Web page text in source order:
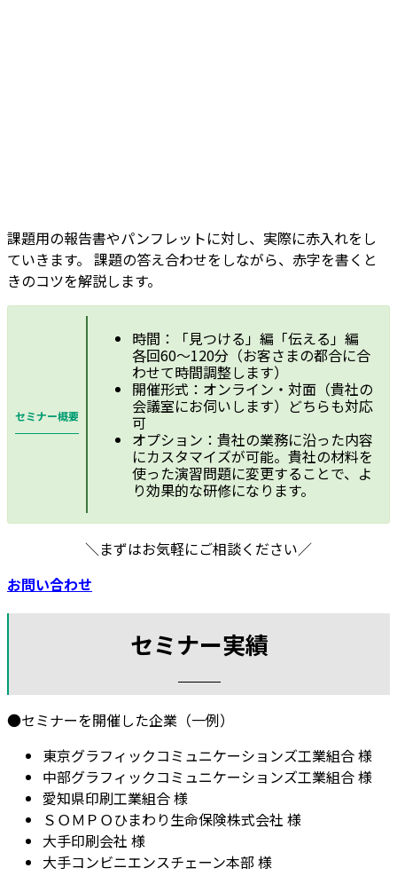
課題用の報告書やパンフレットに対し、実際に赤入れをし
ていきます。 課題の答え合わせをしながら、赤字を書くと
きのコツを解説します。
セミナー概要
時間：「見つける」編「伝える」編
各回60～120分（お客さまの都合に合
わせて時間調整します）
開催形式：オンライン・対面（貴社の
会議室にお伺いします）どちらも対応
可
オプション：貴社の業務に沿った内容
にカスタマイズが可能。貴社の材料を
使った演習問題に変更することで、よ
り効果的な研修になります。
＼まずはお気軽にご相談ください／
お問い合わせ
セミナー実績
●セミナーを開催した企業（一例）
東京グラフィックコミュニケーションズ工業組合 様
中部グラフィックコミュニケーションズ工業組合 様
愛知県印刷工業組合 様
ＳＯＭＰＯひまわり生命保険株式会社 様
大手印刷会社 様
大手コンビニエンスチェーン本部 様